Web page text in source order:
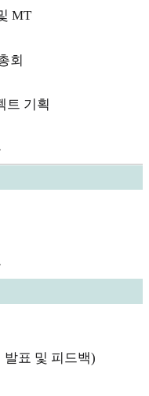
MT
회
트 기획
발표 및 피드백)